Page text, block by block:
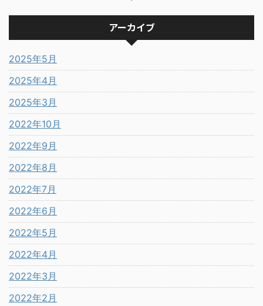
アーカイブ
2025年5月
2025年4月
2025年3月
2022年10月
2022年9月
2022年8月
2022年7月
2022年6月
2022年5月
2022年4月
2022年3月
2022年2月